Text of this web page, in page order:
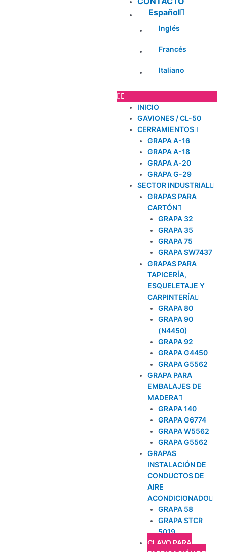
Español
Inglés
Francés
Italiano
INICIO
GAVIONES / CL-50
CERRAMIENTOS
GRAPA A-16
GRAPA A-18
GRAPA A-20
GRAPA G-29
SECTOR INDUSTRIAL
GRAPAS PARA
CARTÓN
GRAPA 32
GRAPA 35
GRAPA 75
GRAPA SW7437
GRAPAS PARA
TAPICERÍA,
ESQUELETAJE Y
CARPINTERÍA
GRAPA 80
GRAPA 90
(N4450)
GRAPA 92
GRAPA G4450
GRAPA G5562
GRAPA PARA
EMBALAJES DE
MADERA
GRAPA 140
GRAPA G6774
GRAPA W5562
GRAPA G5562
GRAPAS
INSTALACIÓN DE
CONDUCTOS DE
AIRE
ACONDICIONADO
GRAPA 58
GRAPA STCR
5019
CLAVO PARA